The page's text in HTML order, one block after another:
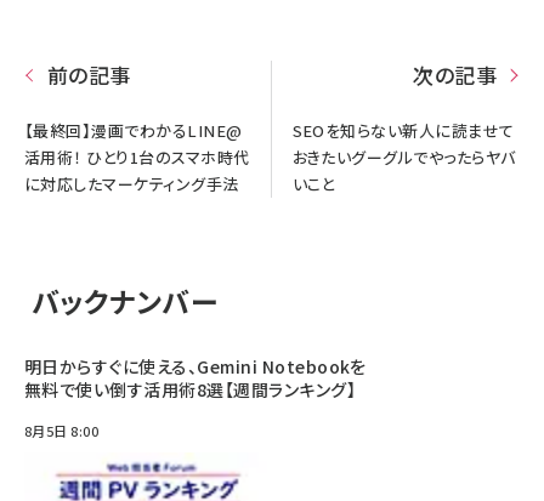
前の記事
【最終回】漫画でわかるLINE@
活用術！ ひとり1台のスマホ時代
に対応したマーケティング手法
次の記事
SEOを知らない新人に読ませて
おきたいグーグルでやったらヤバ
いこと
バックナンバー
明日からすぐに使える、Gemini Notebookを
無料で使い倒す活用術8選【週間ランキング】
8月5日 8:00